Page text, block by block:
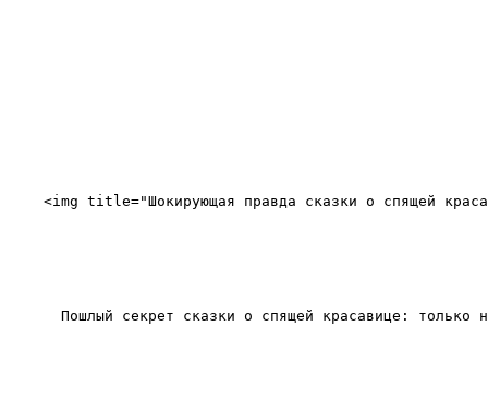
<img title="Шокирующая правда сказки о спящей
Пошлый секрет сказки о спящей красавице: только